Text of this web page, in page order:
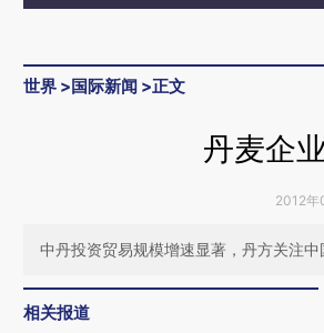
世界 >国际新闻 >正文
丹麦企
2012
中丹投资贸易规模增速显著，丹方关注
相关报道